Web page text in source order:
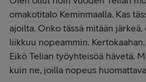
omakotitalo Keminmaalla. Kas
ajoilta. Onko tässä mitään järkeä,
liikkuu nopeammin.
Eikö Telian työyhteisöä hävetä.
kuin ne, joilla nopeus